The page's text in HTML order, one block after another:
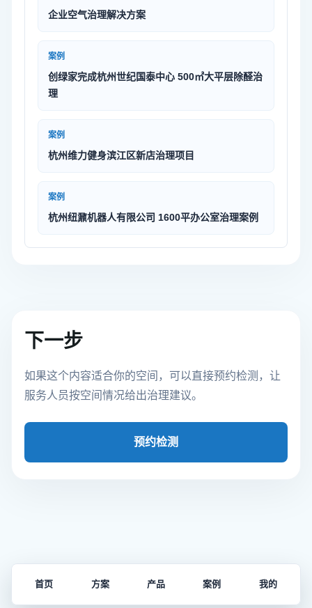
企业空气治理解决方案
案例
创绿家完成杭州世纪国泰中心 500㎡大平层除醛治
理
案例
杭州维力健身滨江区新店治理项目
案例
杭州纽鼐机器人有限公司 1600平办公室治理案例
下一步
如果这个内容适合你的空间，可以直接预约检测，让
服务人员按空间情况给出治理建议。
预约检测
首页 方案 产品 案例 我的